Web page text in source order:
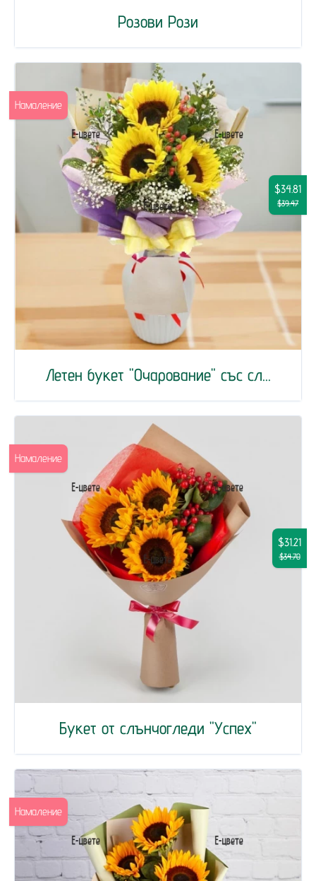
Розови Рози
Летен букет "Очарование" със сл...
$34.81
$39.47
Намаление
Букет от слънчогледи "Успех"
$31.21
$34.70
Намаление
Намаление